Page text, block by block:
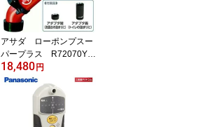
アサダ ローポンプスー
パープラス R72070Y
【専用の収納プラスチッ
クケースは付属しており
ません】
18,480円